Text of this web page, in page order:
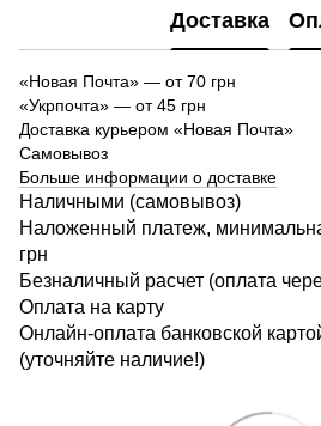
Доставка
«Новая Почта» — от 70 грн
«Укрпочта» — от 45 грн
Доставка курьером «Новая Почта»
Самовывоз
Больше информации о доставке
Наличными (самовывоз)
Наложенный платеж,
грн
Безналичный расчет (оплата
Оплата на карту
Онлайн-оплата банковской
(уточняйте наличие!)